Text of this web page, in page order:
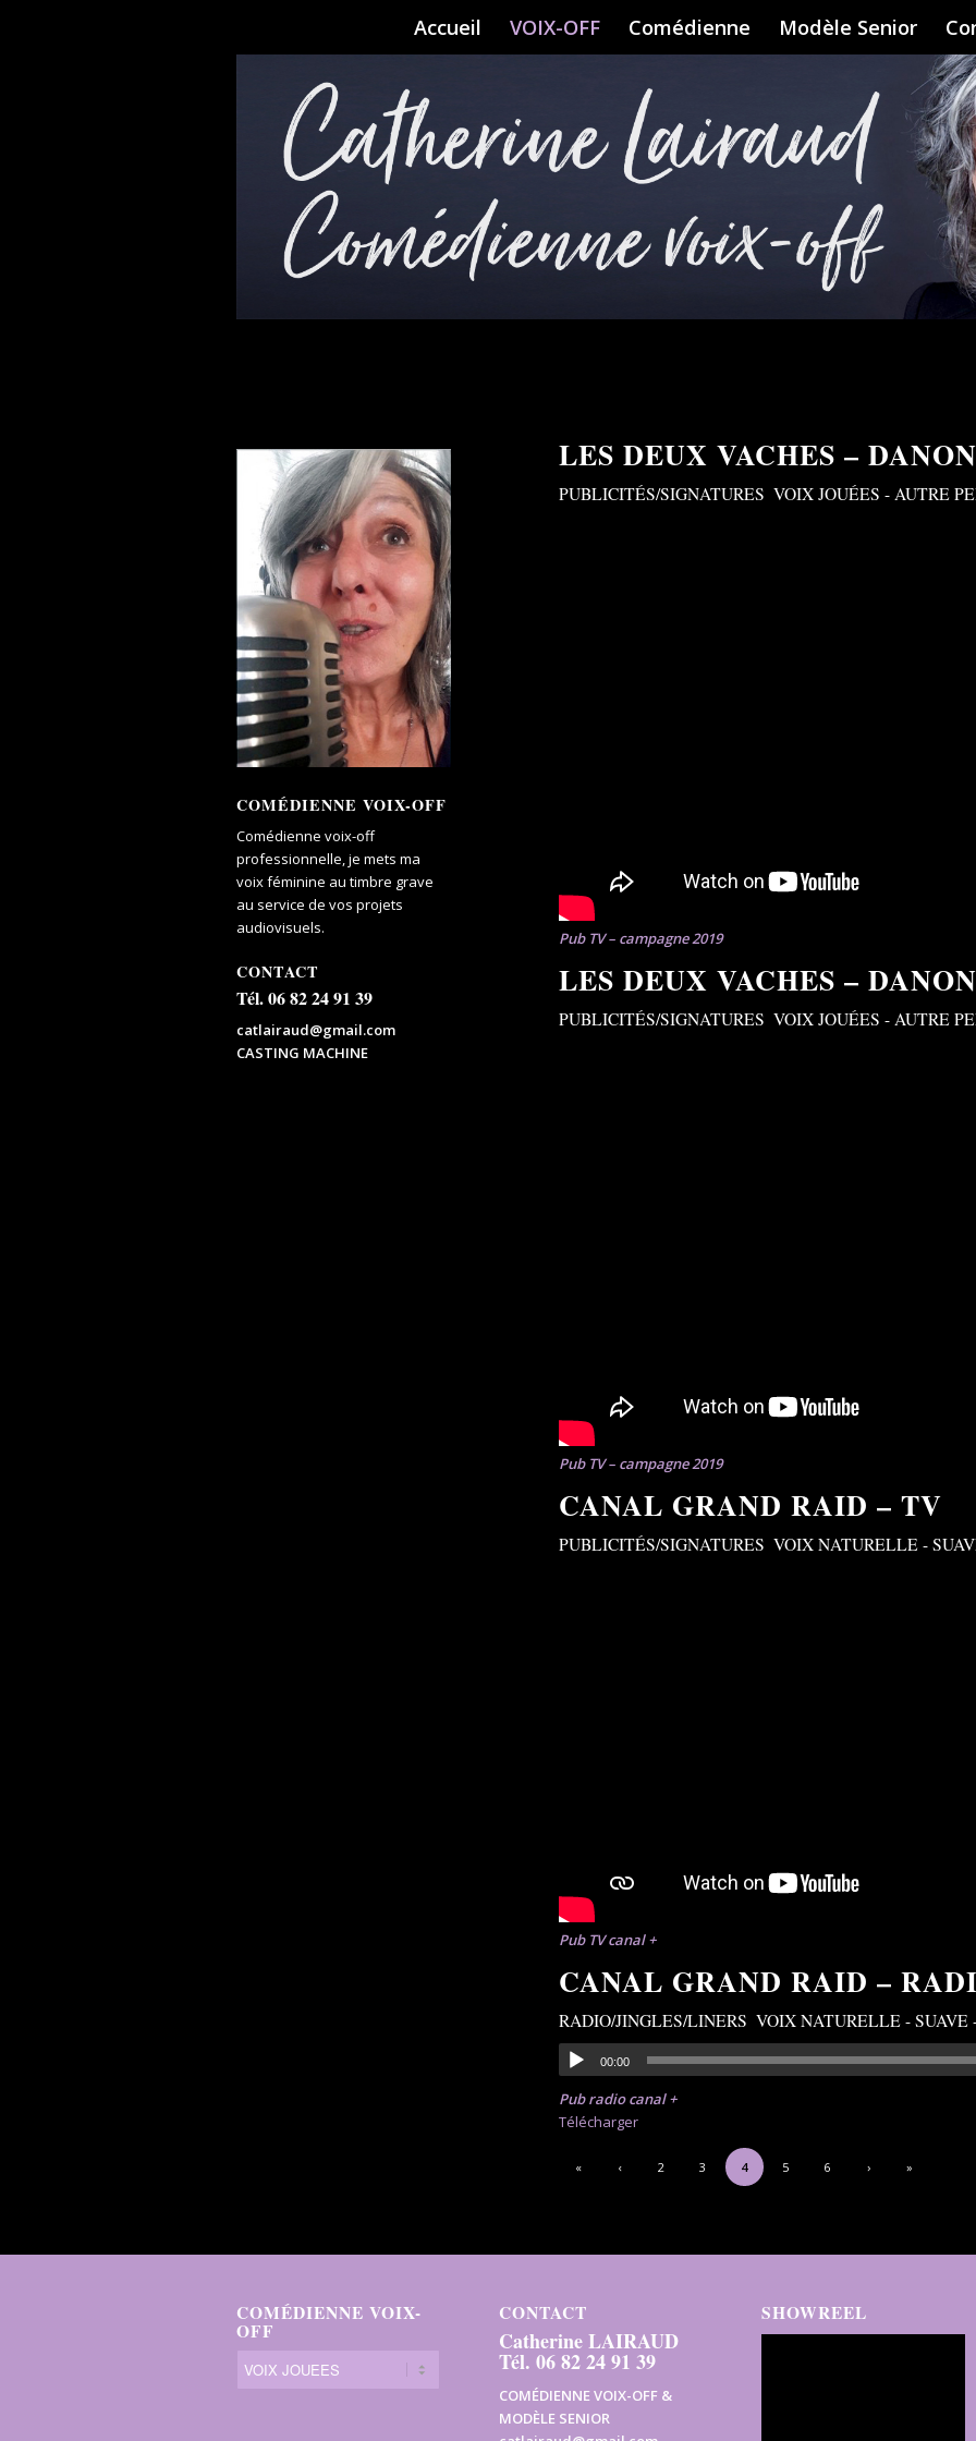
Accueil VOIX-OFF Comédienne Modèle Senior
LES DEUX VACHES –
PUBLICITÉS/SIGNATURES VOIX JOUÉES - AUTRE
Pub TV – campagne 2019
LES DEUX VACHES –
PUBLICITÉS/SIGNATURES VOIX JOUÉES - AUTRE
Pub TV – campagne 2019
CANAL GRAND RAID – TV
PUBLICITÉS/SIGNATURES VOIX NATURELLE -
Pub TV canal +
CANAL GRAND RAID –
RADIO/JINGLES/LINERS VOIX NATURELLE - SUAVE
00:00
Pub radio canal +
Télécharger
« ‹ 2 3 4 5 6 › »
COMÉDIENNE VOIX-OFF
Comédienne voix-off
professionnelle, je mets ma
voix féminine au timbre grave
au service de vos projets
audiovisuels.
CONTACT
Tél. 06 82 24 91 39
catlairaud@gmail.com
CASTING MACHINE
COMÉDIENNE VOIX-
OFF
CONTACT
Catherine LAIRAUD
Tél. 06 82 24 91 39
COMÉDIENNE VOIX-OFF &
MODÈLE SENIOR
SHOWREEL